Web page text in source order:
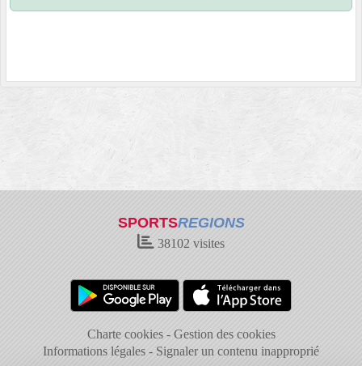
SPORTSREGIONS
38102 visites
Charte cookies
Gestion des cookies
Informations légales
Signaler un contenu inapproprié